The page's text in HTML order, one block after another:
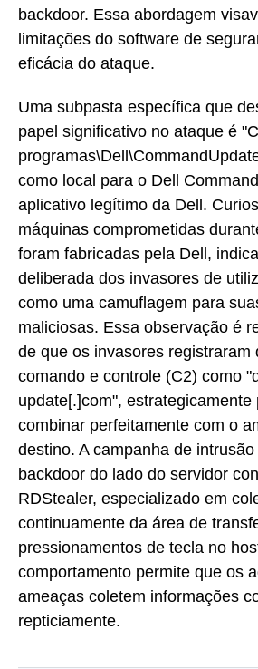
backdoor. Essa abordagem
limitações do software de
eficácia do ataque.
Uma subpasta específica que
papel significativo no ataque é
como local para o Dell
aplicativo legítimo da Dell.
máquinas comprometidas
foram fabricadas pela Dell,
deliberada dos invasores de
como uma camuflagem para
maliciosas. Essa observação é
de que os invasores registraram
comando e controle (C2) como
update[.]com", estrategicamente
combinar perfeitamente com o
destino. A campanha de
backdoor do lado do servidor
RDStealer, especializado em
continuamente da área de
pressionamentos de tecla no
comportamento permite que os
ameaças coletem informações
repticiamente.